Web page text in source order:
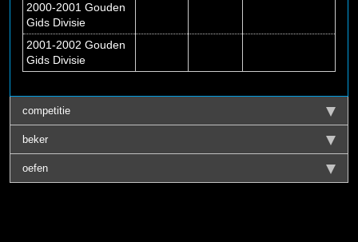
2000-2001 Gouden
Gids Divisie
2001-2002 Gouden
Gids Divisie
competitie
beker
oefen